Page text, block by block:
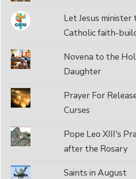
Let Jesus
Catholic faith-
Novena to the
Daughter
Prayer For
Curses
Pope Leo XIII's
after the Rosary
Saints in August